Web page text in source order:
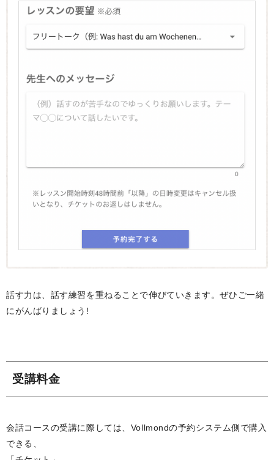
話す力は、話す練習を重ねることで伸びていきます。ぜひご一緒
にがんばりましょう!
受講料金
会話コースの受講に際しては、Vollmondの予約システム側で購入
できる、